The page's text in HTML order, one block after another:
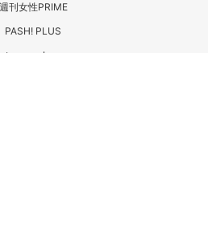
週刊女性PRIME
PASH! PLUS
ar web